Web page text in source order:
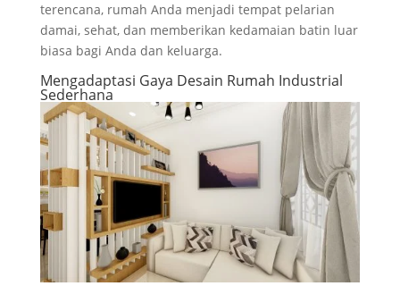
terencana, rumah Anda menjadi tempat pelarian
damai, sehat, dan memberikan kedamaian batin luar
biasa bagi Anda dan keluarga.
Mengadaptasi Gaya Desain Rumah Industrial
Sederhana